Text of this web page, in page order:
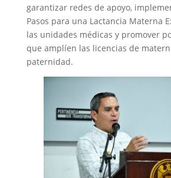
garantizar redes de apoyo,
Pasos para una Lactancia Materna
las unidades médicas y promover
que amplíen las licencias de
paternidad.